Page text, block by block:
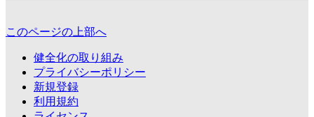
このページの上部へ
健全化の取り組み
プライバシーポリシー
新規登録
利用規約